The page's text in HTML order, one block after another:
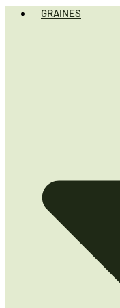
GRAINES